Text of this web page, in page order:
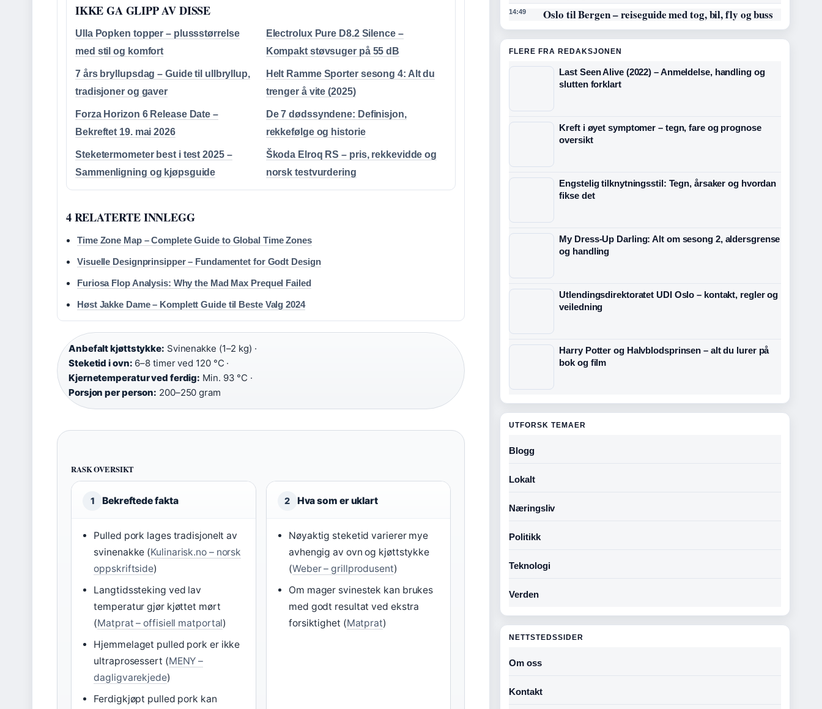
IKKE GA GLIPP AV DISSE
Ulla Popken topper – plussstørrelse
med stil og komfort
Electrolux Pure D8.2 Silence –
Kompakt støvsuger på 55 dB
7 års bryllupsdag – Guide til ullbryllup,
tradisjoner og gaver
Helt Ramme Sporter sesong 4: Alt du
trenger å vite (2025)
Forza Horizon 6 Release Date –
Bekreftet 19. mai 2026
De 7 dødssyndene: Definisjon,
rekkefølge og historie
Steketermometer best i test 2025 –
Sammenligning og kjøpsguide
Škoda Elroq RS – pris, rekkevidde og
norsk testvurdering
4 RELATERTE INNLEGG
Time Zone Map – Complete Guide to Global Time Zones
Visuelle Designprinsipper – Fundamentet for Godt Design
Furiosa Flop Analysis: Why the Mad Max Prequel Failed
Høst Jakke Dame – Komplett Guide til Beste Valg 2024
Anbefalt kjøttstykke: Svinenakke (1–2 kg) ·
Steketid i ovn: 6–8 timer ved 120 °C ·
Kjernetemperatur ved ferdig: Min. 93 °C ·
Porsjon per person: 200–250 gram
RASK OVERSIKT
1 Bekreftede fakta
Pulled pork lages tradisjonelt av
svinenakke (Kulinarisk.no – norsk
oppskriftside)
Langtidssteking ved lav
temperatur gjør kjøttet mørt
(Matprat – offisiell matportal)
Hjemmelaget pulled pork er ikke
ultraprosessert (MENY –
dagligvarekjede)
Ferdigkjøpt pulled pork kan
2 Hva som er uklart
Nøyaktig steketid varierer mye
avhengig av ovn og kjøttstykke
(Weber – grillprodusent)
Om mager svinestek kan brukes
med godt resultat ved ekstra
forsiktighet (Matprat)
14:49 Oslo til Bergen – reiseguide med tog, bil, fly og buss
FLERE FRA REDAKSJONEN
Last Seen Alive (2022) – Anmeldelse, handling og
slutten forklart
Kreft i øyet symptomer – tegn, fare og prognose
oversikt
Engstelig tilknytningsstil: Tegn, årsaker og hvordan
fikse det
My Dress-Up Darling: Alt om sesong 2, aldersgrense
og handling
Utlendingsdirektoratet UDI Oslo – kontakt, regler og
veiledning
Harry Potter og Halvblodsprinsen – alt du lurer på
bok og film
UTFORSK TEMAER
Blogg
Lokalt
Næringsliv
Politikk
Teknologi
Verden
NETTSTEDSSIDER
Om oss
Kontakt